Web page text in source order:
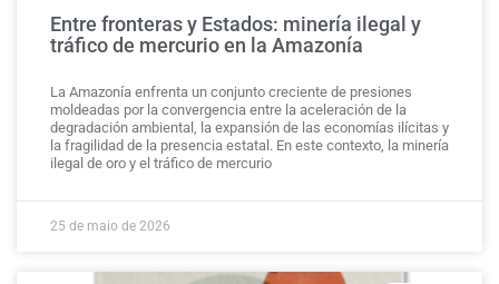
Entre fronteras y Estados: minería ilegal y
tráfico de mercurio en la Amazonía
La Amazonía enfrenta un conjunto creciente de presiones
moldeadas por la convergencia entre la aceleración de la
degradación ambiental, la expansión de las economías ilícitas y
la fragilidad de la presencia estatal. En este contexto, la minería
ilegal de oro y el tráfico de mercurio
25 de maio de 2026